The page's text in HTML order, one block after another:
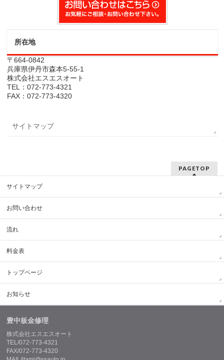
所在地
〒664-0842
兵庫県伊丹市森本5-55-1
株式会社エスエスオート
TEL：072-773-4321
FAX：072-773-4320
サイトマップ
PAGETOP
サイトマップ
お問い合わせ
流れ
料金表
トップページ
お知らせ
豊中板金修理
株式会社エスエスオート
TEL/072-773-4321
FAX/072-773-4320